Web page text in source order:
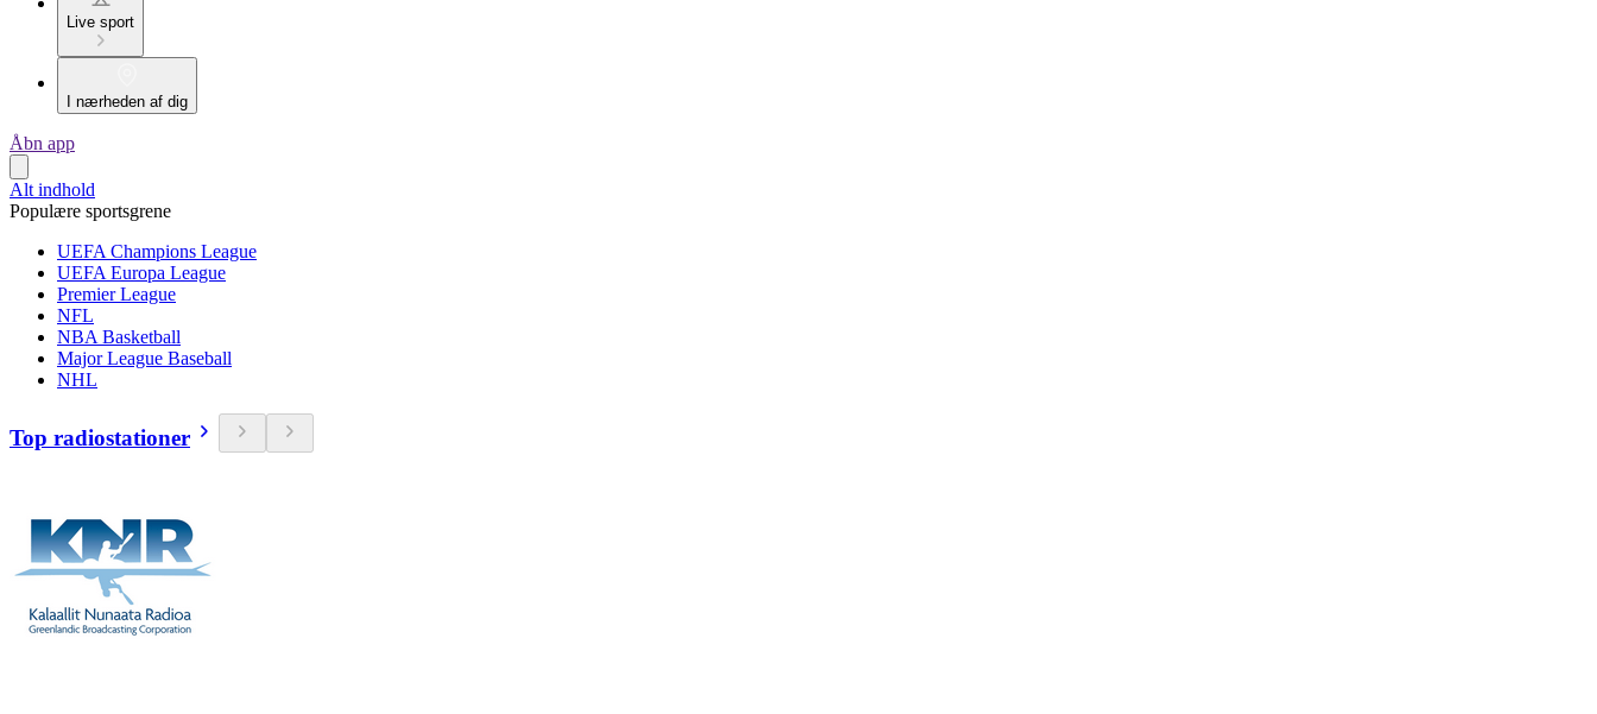
Live sport
I nærheden af dig
Åbn app
Alt indhold
Populære sportsgrene
UEFA Champions League
UEFA Europa League
Premier League
NFL
NBA Basketball
Major League Baseball
NHL
Top radiostationer